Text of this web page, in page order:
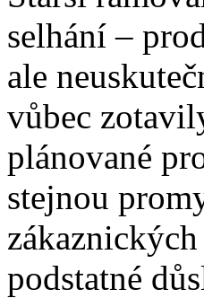
selhání –
ale
vůbec
plánované
stejnou
podstatné